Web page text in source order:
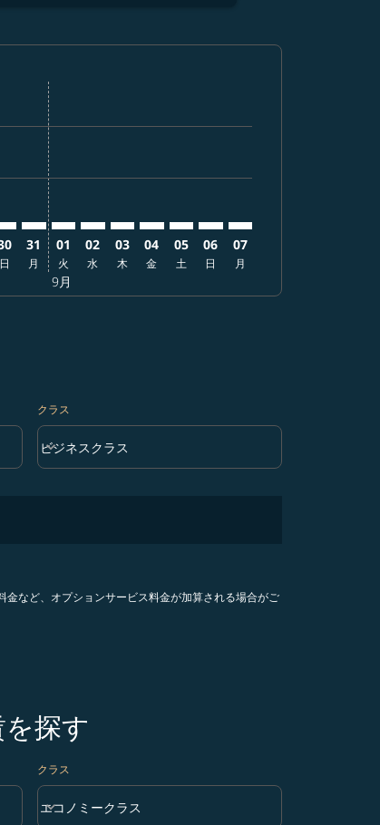
を探す
ァーを探す
オファーを探す
オファーを探す
オファーを探す
disclaimer. オファーを探す
offers-disclaimer. オファーを探す
view-offers-disclaimer. オファーを探す
cmp-view-offers-disclaimer. オファーを探す
cmp-view-offers-disclaimer. オファーを探す
FUK–ONT: cmp-view-offers-disclaimer. オファーを探す
日
FUK–ONT: cmp-view-offers-disclaimer. オファーを探
31
月
01
火
9月
02
水
03
木
04
金
05
土
06
日
07
月
クラス
クラス option ビジネスクラス Selected
ビジネスクラス
keyboard_arrow_down
など、オプションサービス料金が加算される場合がご
探す
クラス
クラス option エコノミークラス Selected
エコノミークラス
keyboard_arrow_down